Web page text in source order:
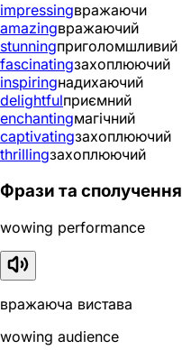
impressingвражаючи
amazingвражаючий
stunningприголомшливий
fascinatingзахоплюючий
inspiringнадихаючий
delightfulприємний
enchantingмагічний
captivatingзахоплюючий
thrillingзахоплюючий
Фрази та сполучення
wowing performance
вражаюча вистава
wowing audience